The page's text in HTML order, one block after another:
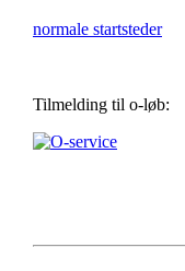
normale startsteder
Tilmelding til o-løb: